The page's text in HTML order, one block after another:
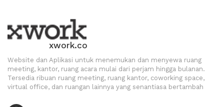
xwork.co
Website dan Aplikasi untuk menemukan dan menyewa ruang
meeting, kantor, ruang acara mulai dari perjam hingga bulanan.
Tersedia ribuan ruang meeting, ruang kantor, coworking space,
virtual office, dan ruangan lainnya yang senantiasa bertambah